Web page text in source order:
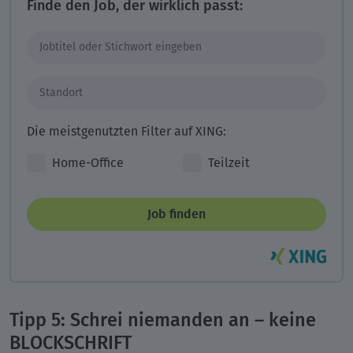
Finde den Job, der wirklich passt:
Job finden
Die meistgenutzten Filter auf XING:
Home-Office Teilzeit
Tipp 5: Schrei niemanden an – keine
BLOCKSCHRIFT